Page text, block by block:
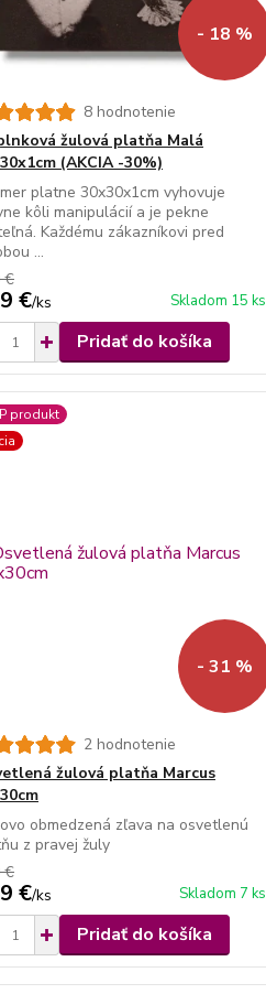
- 18 %
8 hodnotenie
žulová platňa Malá
(AKCIA -30%)
platne 30x30x1cm vyhovuje
kôli manipulácií a je pekne
Každému zákazníkovi pred
...
€
€/ks Skladom 15 ks
Pridať do košíka
produkt
- 31 %
2 hodnotenie
žulová platňa Marcus
obmedzená zľava na osvetlenú
z pravej žuly
€
€/ks Skladom 7 ks
Pridať do košíka